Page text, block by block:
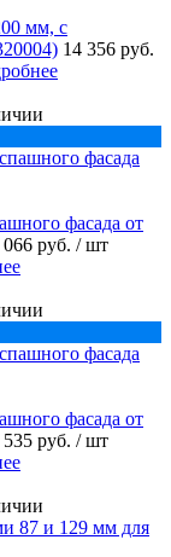
мм, с
14 356 руб.
фасада от
066 руб. / шт
фасада от
руб. / шт